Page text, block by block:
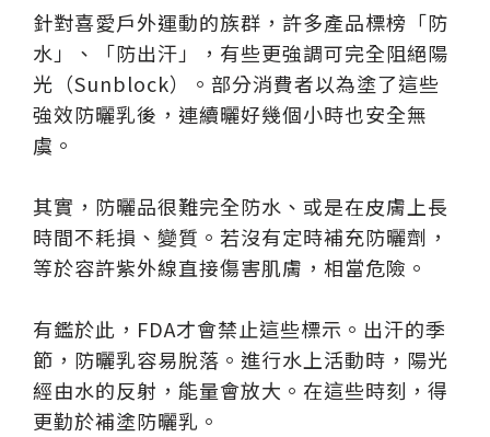
針對喜愛戶外運動的族群，許多產品標榜「防
水」、「防出汗」，有些更強調可完全阻絕陽
光（Sunblock）。部分消費者以為塗了這些
強效防曬乳後，連續曬好幾個小時也安全無
虞。
其實，防曬品很難完全防水、或是在皮膚上長
時間不耗損、變質。若沒有定時補充防曬劑，
等於容許紫外線直接傷害肌膚，相當危險。
有鑑於此，FDA才會禁止這些標示。出汗的季
節，防曬乳容易脫落。進行水上活動時，陽光
經由水的反射，能量會放大。在這些時刻，得
更勤於補塗防曬乳。